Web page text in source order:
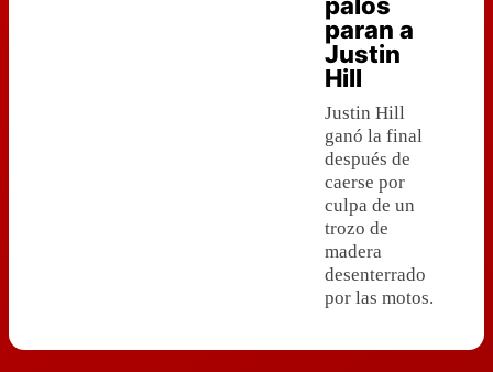
paran a
Justin
Hill
Justin Hill
ganó la final
después de
caerse por
culpa de un
trozo de
madera
desenterrado
por las motos.